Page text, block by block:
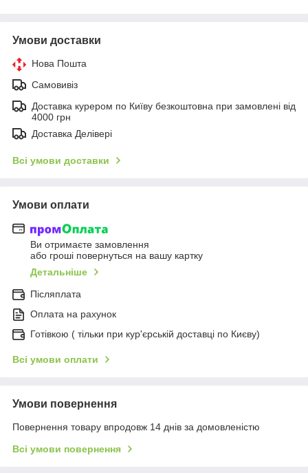
Умови доставки
Нова Пошта
Самовивіз
Доставка курером по Київу безкоштовна при замовлені від
4000 грн
Доставка Делівері
Всі умови доставки
Умови оплати
Ви отримаєте замовлення
або гроші повернуться на вашу картку
Детальніше
Післяплата
Оплата на рахунок
Готівкою ( тільки при кур'єрській доставці по Києву)
Всі умови оплати
Умови повернення
Повернення товару впродовж 14 днів за домовленістю
Всі умови повернення